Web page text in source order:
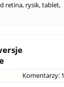
retina, rysik,tablet,
Komentarzy: